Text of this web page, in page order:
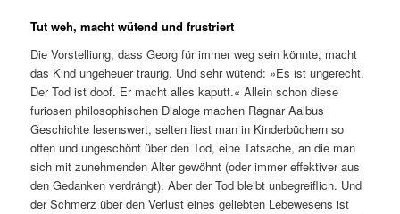
Tut weh, macht wütend und frustriert
Die Vorstelliung, dass Georg für immer weg sein könnte, macht
das Kind ungeheuer traurig. Und sehr wütend: »Es ist ungerecht.
Der Tod ist doof. Er macht alles kaputt.« Allein schon diese
furiosen philosophischen Dialoge machen Ragnar Aalbus
Geschichte lesenswert, selten liest man in Kinderbüchern so
offen und ungeschönt über den Tod, eine Tatsache, an die man
sich mit zunehmenden Alter gewöhnt (oder immer effektiver aus
den Gedanken verdrängt). Aber der Tod bleibt unbegreiflich. Und
der Schmerz über den Verlust eines geliebten Lebewesens ist